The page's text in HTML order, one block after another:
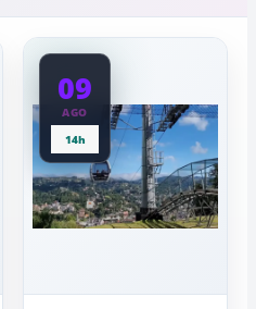
a
09
AGO
14h